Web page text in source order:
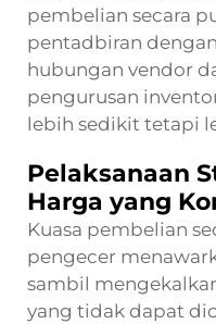
pembelian secara
pentadbiran
hubungan vendor
pengurusan
lebih sedikit tetapi
Pelaksanaan
Harga yang
Kuasa pembelian
pengecer
sambil
yang tidak dapat